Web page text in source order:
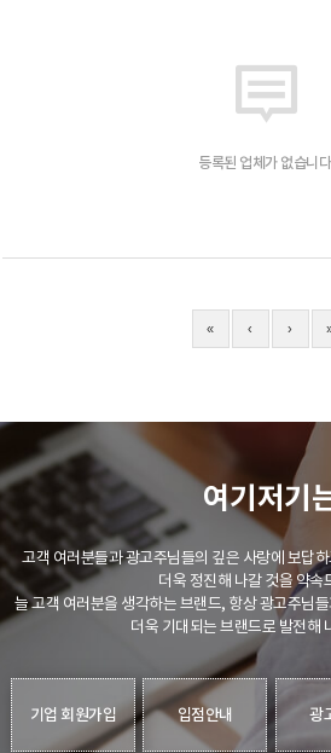
등록된 업체가 없습니
« ‹ ›
여기저기
고객 여러분들과 광고주님들의 깊은 사랑에 보답
더욱 정진해 나갈 것을 약속
늘 고객 여러분을 생각하는 브랜드, 항상 광고주님
더욱 기대되는 브랜드로 발전해
기업 회원가입 입점안내 광